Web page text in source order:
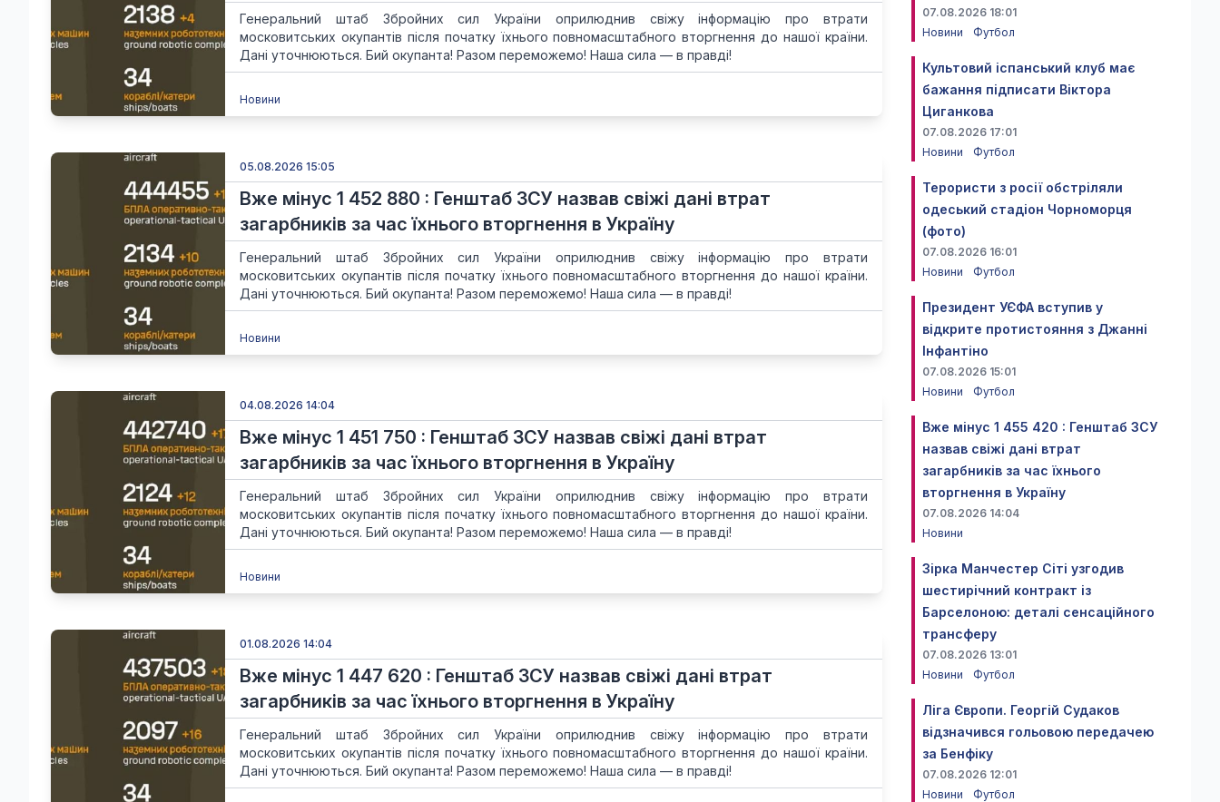
Генеральний штаб Збройних сил України оприлюднив свіжу інформацію про втрати
московитських окупантів після початку їхнього повномасштабного вторгнення до нашої країни.
Дані уточнюються. Бий окупанта! Разом переможемо! Наша сила — в правді!
Новини
05.08.2026 15:05
Вже мінус 1 452 880 : Генштаб ЗСУ назвав свіжі дані втрат
загарбників за час їхнього вторгнення в Україну
Генеральний штаб Збройних сил України оприлюднив свіжу інформацію про втрати
московитських окупантів після початку їхнього повномасштабного вторгнення до нашої країни.
Дані уточнюються. Бий окупанта! Разом переможемо! Наша сила — в правді!
Новини
04.08.2026 14:04
Вже мінус 1 451 750 : Генштаб ЗСУ назвав свіжі дані втрат
загарбників за час їхнього вторгнення в Україну
Генеральний штаб Збройних сил України оприлюднив свіжу інформацію про втрати
московитських окупантів після початку їхнього повномасштабного вторгнення до нашої країни.
Дані уточнюються. Бий окупанта! Разом переможемо! Наша сила — в правді!
Новини
01.08.2026 14:04
Вже мінус 1 447 620 : Генштаб ЗСУ назвав свіжі дані втрат
загарбників за час їхнього вторгнення в Україну
Генеральний штаб Збройних сил України оприлюднив свіжу інформацію про втрати
московитських окупантів після початку їхнього повномасштабного вторгнення до нашої країни.
Дані уточнюються. Бий окупанта! Разом переможемо! Наша сила — в правді!
07.08.2026 18:01
Новини
Футбол
Культовий іспанський клуб має
бажання підписати Віктора
Циганкова
07.08.2026 17:01
Новини
Футбол
Терористи з росії обстріляли
одеський стадіон Чорноморця
(фото)
07.08.2026 16:01
Новини
Футбол
Президент УЄФА вступив у
відкрите протистояння з Джанні
Інфантіно
07.08.2026 15:01
Новини
Футбол
Вже мінус 1 455 420 : Генштаб ЗСУ
назвав свіжі дані втрат
загарбників за час їхнього
вторгнення в Україну
07.08.2026 14:04
Новини
Зірка Манчестер Сіті узгодив
шестирічний контракт із
Барселоною: деталі сенсаційного
трансферу
07.08.2026 13:01
Новини
Футбол
Ліга Європи. Георгій Судаков
відзначився гольовою передачею
за Бенфіку
07.08.2026 12:01
Новини
Футбол